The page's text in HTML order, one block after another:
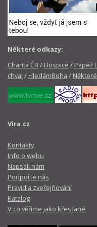
Některé odkazy:
Charita ČR/ Hospice / Papež
chval / HledámBoha /
Vira.cz
Kontakty
Info o webu
Napsali nám
Podpořte nás
Pravidla zveřejňování
Katalog
V co věříme jako křesťané